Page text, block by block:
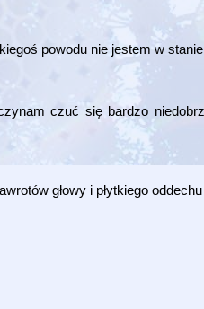
powodu nie jestem w
czuć się bardzo
głowy i płytkiego oddechu